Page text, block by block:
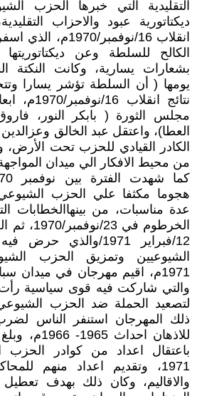
التقليدية التي خبرها الحزب
ديكتاتورية عبود والاحزاب
انقلاب 16/نوفمبر/
الكالح للسلطة وعن ديكتاتوريتها
بشعارات يسارية، وكانت النكتة
يومها ( أن السلطة تؤشر يسارا
نتائج
مجلس الثورة ( بابكر النور،
العطا)، واعتقل عبد الخالق
الكادر القيادي للحزب تحت الأرض،
من محيط الافكار الي ميدان
هجوما مكثفا علي الحزب
عدة مناسبات، من بينهاالخطابات
الخرطوم في
12/فبراير 1971/
الشيوعيين وتمزيق الحزب
1971م، اقيم مهرجان في ميدان
والتي شاركت فيه قوى سياسية
لتصعيد الحملة ضد الحزب
ذلك المهرجان استنفر الناس
للاذهان
باعتقال اعداد من كوادر
1971، وتقديم اعداد منهم
والاقاليم، وكان ذلك بهدف